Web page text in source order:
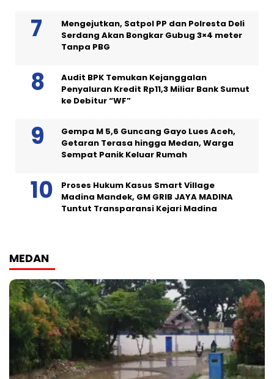
Mengejutkan, Satpol PP dan Polresta Deli
Serdang Akan Bongkar Gubug 3×4 meter
Tanpa PBG
Audit BPK Temukan Kejanggalan
Penyaluran Kredit Rp11,3 Miliar Bank Sumut
ke Debitur “WF”
Gempa M 5,6 Guncang Gayo Lues Aceh,
Getaran Terasa hingga Medan, Warga
Sempat Panik Keluar Rumah
Proses Hukum Kasus Smart Village
Madina Mandek, GM GRIB JAYA MADINA
Tuntut Transparansi Kejari Madina
MEDAN